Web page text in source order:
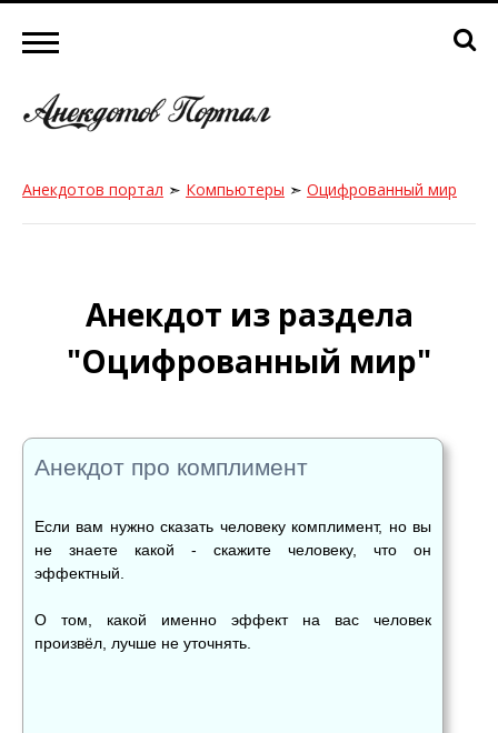
Анекдотов портал ➣ Компьютеры ➣ Оцифрованный мир
Анекдот из раздела
"Оцифрованный мир"
Анекдот про комплимент
Если вам нужно сказать человеку комплимент, но вы
не знаете какой - скажите человеку, что он
эффектный.
О том, какой именно эффект на вас человек
произвёл, лучше не уточнять.